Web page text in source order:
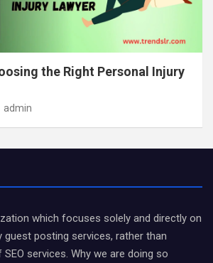
the Right Personal Injury
admin
which focuses solely and directly on
guest posting services, rather than
services. Why we are doing so